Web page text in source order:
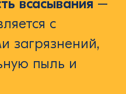
всасывания –
с
загрязнений,
пыль и